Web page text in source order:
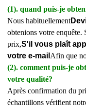
(1). quand puis-je
Nous habituellement
obtenions votre enquête.
prix,S'il vous plaît
votre e-mail Afin que
(2). comment puis-je
votre qualité?
Après confirmation du
échantillons vérifient